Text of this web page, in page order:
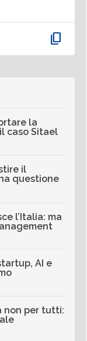
content_copy
la
caso Sitael
il
questione
l’Italia: ma
AI e
non per tutti: